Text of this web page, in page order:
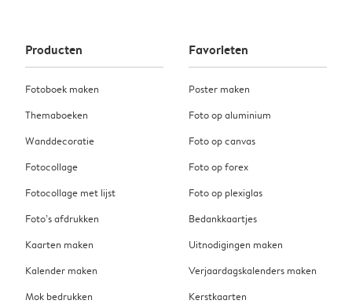
Producten
Fotoboek maken
Themaboeken
Wanddecoratie
Fotocollage
Fotocollage met lijst
Foto’s afdrukken
Kaarten maken
Kalender maken
Mok bedrukken
Favorieten
Poster maken
Foto op aluminium
Foto op canvas
Foto op forex
Foto op plexiglas
Bedankkaartjes
Uitnodigingen maken
Verjaardagskalenders maken
Kerstkaarten